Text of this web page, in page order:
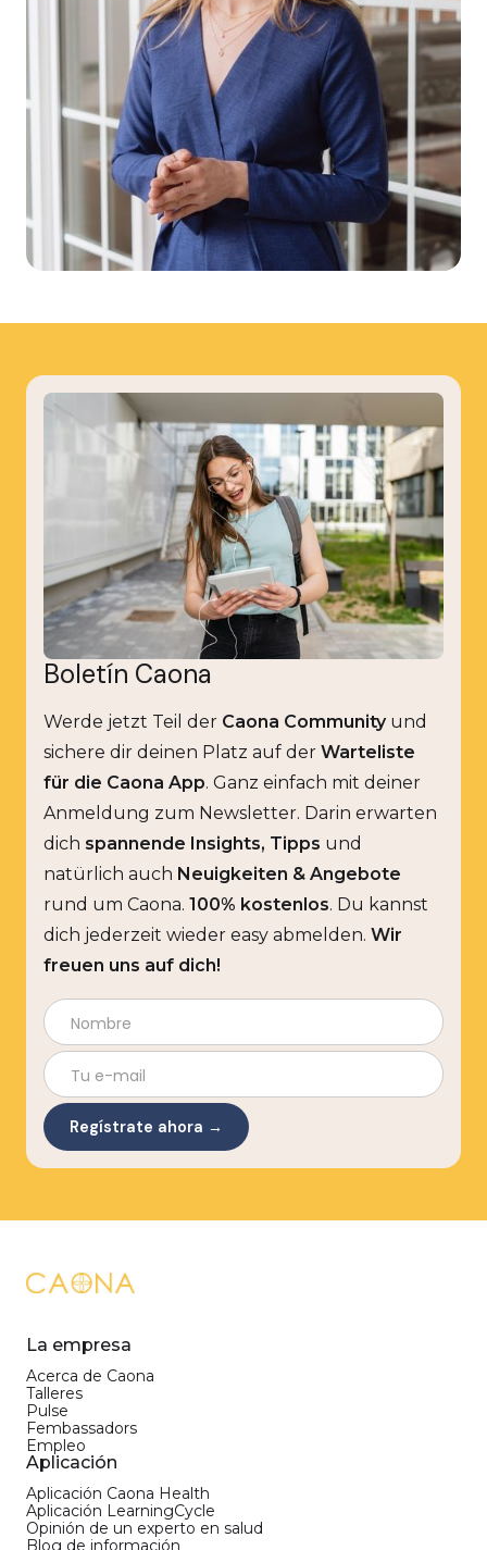
Boletín Caona
Werde jetzt Teil der Caona Communityund
sichere dir deinen Platz auf der Warteliste
für die Caona App. Ganz einfach mit deiner
Anmeldung zum Newsletter. Darin erwarten
dich spannende Insights, Tipps und
natürlich auch Neuigkeiten & Angebote
rund um Caona. 100% kostenlos. Du kannst
dich jederzeit wieder easy abmelden. Wir
freuen uns auf dich!
La empresa
Acerca de Caona
Talleres
Pulse
Fembassadors
Empleo
Aplicación
Aplicación Caona Health
Aplicación LearningCycle
Opinión de un experto en salud
Blog de información